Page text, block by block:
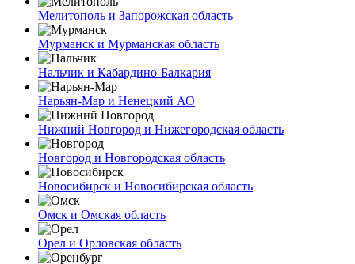
Мелитополь и Запорожская область
Мурманск и Мурманская область
Нальчик и Кабардино-Балкария
Нарьян-Мар и Ненецкий АО
Нижний Новгород и Нижегородская область
Новгород и Новгородская область
Новосибирск и Новосибирская область
Омск и Омская область
Орел и Орловская область